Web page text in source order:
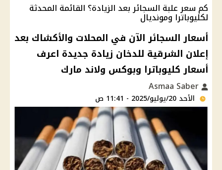
كم سعر علبة السجائر بعد الزيادة؟ القائمة المحدثة
لكليوباترا ومونديال
أسعار السجائر الآن في المحلات والأكشاك بعد
إعلان الشرقية للدخان زيادة جديدة اعرف
أسعار كليوباترا وبوكس ولاند مارك
الأحد 20/يوليو/2025 - 11:41 ص